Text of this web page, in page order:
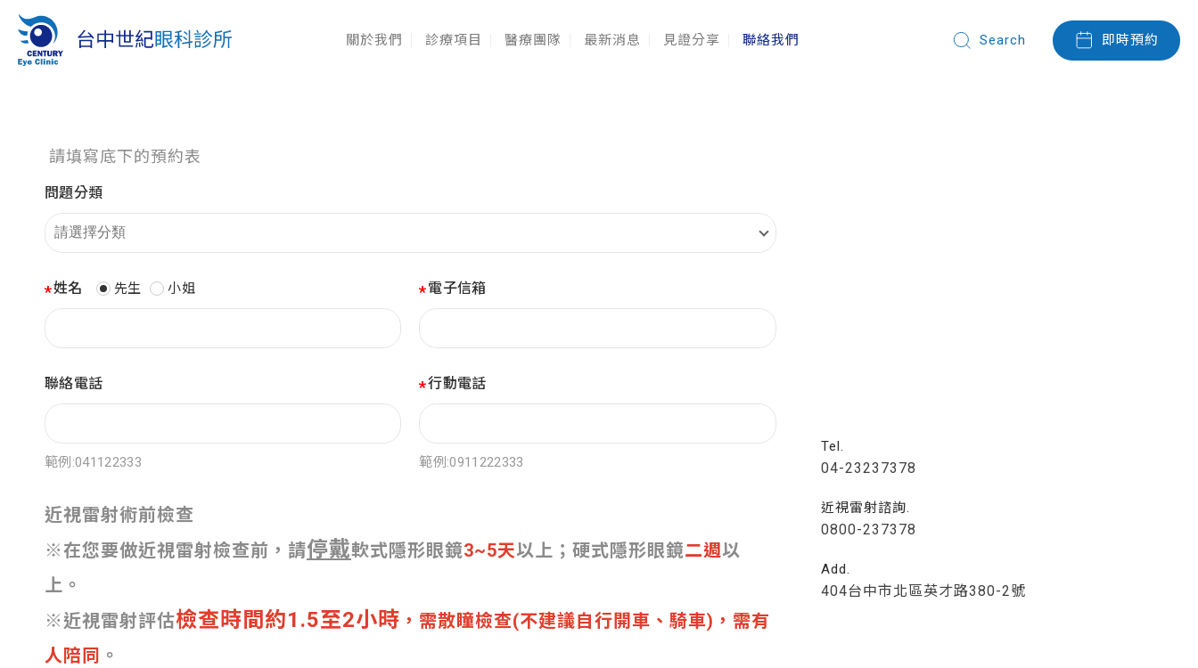
關於我們 診療項目 醫療團隊 最新消息 見證分享 聯絡我們 Search 即時預約
請填寫底下的預約表
問題分類
姓名 先生 小姐 電子信箱
聯絡電話
範例:041122333
行動電話
範例:0911222333
近視雷射術前檢查
※在您要做近視雷射檢查前，請停戴軟式隱形眼鏡3~5天以上；硬式隱形眼鏡二週以
上。
※近視雷射評估檢查時間約1.5至2小時 ，需散瞳檢查(不建議自行開車、騎車)，需有
人陪同 。
Tel.
04-23237378
近視雷射諮詢.
0800-237378
Add.
404台中市北區英才路380-2號